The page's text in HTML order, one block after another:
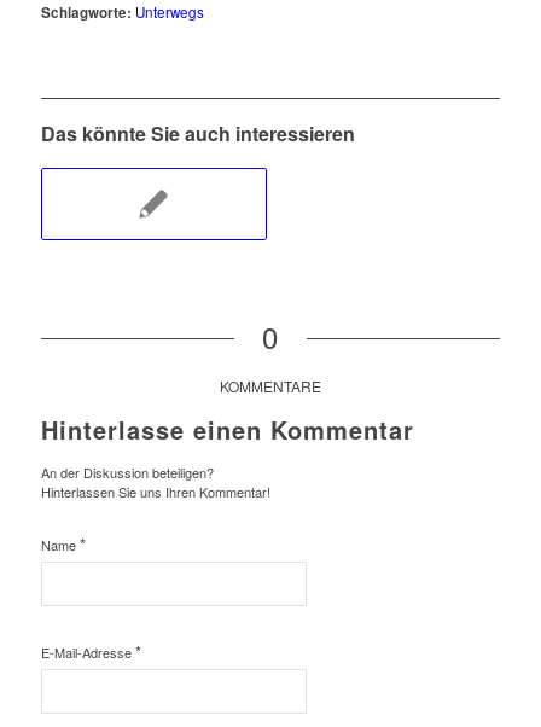
Schlagworte: Unterwegs
Das könnte Sie auch interessieren
0
KOMMENTARE
Hinterlasse einen Kommentar
An der Diskussion beteiligen?
Hinterlassen Sie uns Ihren Kommentar!
Name*
E-Mail-Adresse*